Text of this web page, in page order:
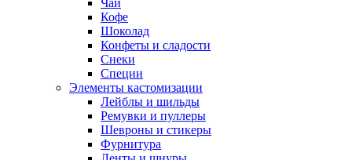
Чай
Кофе
Шоколад
Конфеты и сладости
Снеки
Специи
Элементы кастомизации
Лейблы и шильды
Ремувки и пуллеры
Шевроны и стикеры
Фурнитура